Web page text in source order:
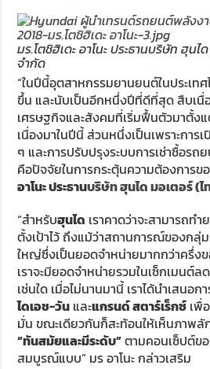
มร.โตชิฮิเดะ อาโนะ ประธานบริษัท ฮุน
จำกัด
“ในปีนี้อุตสาหกรรมยานยนต์ในประเท
ขึ้น และนับเป็นอีกหนึ่งปีที่ดีที่สุด สืบเนื่
เศรษฐกิจและสังคมที่เริ่มฟื้นตัวมาตั้ง
เนื่องมาในปีนี้ ส่วนหนึ่งเป็นเพราะการ
ๆ และการปรับปรุงระบบการเช่าซื้อร
คือปัจจัยในการกระตุ้นความต้องการข
อาโนะ ประธานบริษัท ฮุนได มอเตอร์ (
“สำหรับฮุนได เราคาดว่าจะสามารถท
ตั้งเป้าไว้ ถึงแม้ว่าสถานการณ์ของกลุ่
ใหญ่ซึ่งเป็นยอดจำหน่ายมากกว่าครึ่ง
เราจะมียอดจำหน่ายรวมในเซ็กเมนต์ล
เช่นใด เมื่อไม่นานมานี้ เราได้นำเสนอ
ไดเอช-วัน และแกรนด์ สตาร์เร็กซ์ เพื่
มั่น ขณะเดียวกันก็สะท้อนให้เห็นภาพ
“ทันสมัยและมีระดับ”ตามคอนเซ็ปต์ข
สมบูรณ์แบบ” มร อาโนะ กล่าวเสริม